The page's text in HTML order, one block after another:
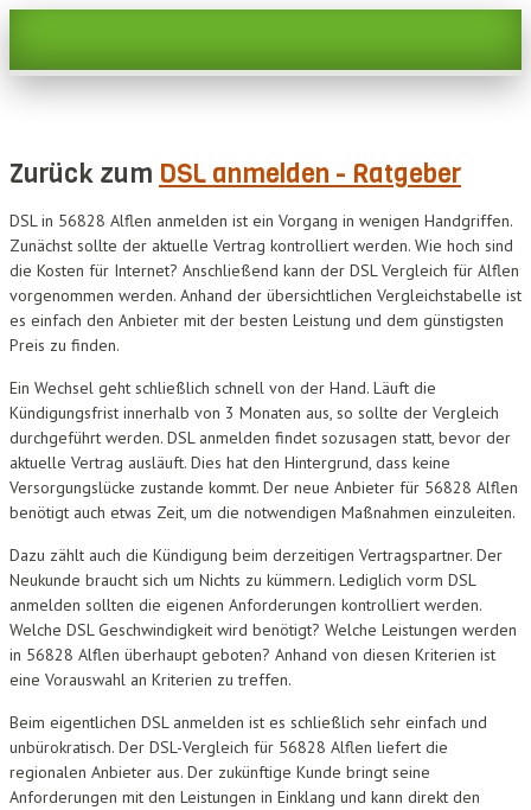
Zurück zum DSL anmelden - Ratgeber
DSL in 56828 Alflen anmelden ist ein Vorgang in wenigen Handgriffen.
Zunächst sollte der aktuelle Vertrag kontrolliert werden. Wie hoch sind
die Kosten für Internet? Anschließend kann der DSL Vergleich für Alflen
vorgenommen werden. Anhand der übersichtlichen Vergleichstabelle ist
es einfach den Anbieter mit der besten Leistung und dem günstigsten
Preis zu finden.
Ein Wechsel geht schließlich schnell von der Hand. Läuft die
Kündigungsfrist innerhalb von 3 Monaten aus, so sollte der Vergleich
durchgeführt werden. DSL anmelden findet sozusagen statt, bevor der
aktuelle Vertrag ausläuft. Dies hat den Hintergrund, dass keine
Versorgungslücke zustande kommt. Der neue Anbieter für 56828 Alflen
benötigt auch etwas Zeit, um die notwendigen Maßnahmen einzuleiten.
Dazu zählt auch die Kündigung beim derzeitigen Vertragspartner. Der
Neukunde braucht sich um Nichts zu kümmern. Lediglich vorm DSL
anmelden sollten die eigenen Anforderungen kontrolliert werden.
Welche DSL Geschwindigkeit wird benötigt? Welche Leistungen werden
in 56828 Alflen überhaupt geboten? Anhand von diesen Kriterien ist
eine Vorauswahl an Kriterien zu treffen.
Beim eigentlichen DSL anmelden ist es schließlich sehr einfach und
unbürokratisch. Der DSL-Vergleich für 56828 Alflen liefert die
regionalen Anbieter aus. Der zukünftige Kunde bringt seine
Anforderungen mit den Leistungen in Einklang und kann direkt den